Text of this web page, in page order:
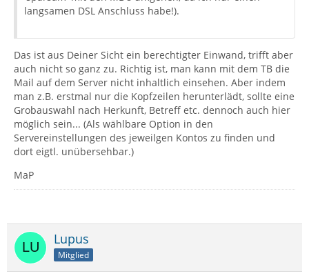
langsamen DSL Anschluss habe!).
Das ist aus Deiner Sicht ein berechtigter Einwand, trifft aber
auch nicht so ganz zu. Richtig ist, man kann mit dem TB die
Mail auf dem Server nicht inhaltlich einsehen. Aber indem
man z.B. erstmal nur die Kopfzeilen herunterlädt, sollte eine
Grobauswahl nach Herkunft, Betreff etc. dennoch auch hier
möglich sein... (Als wählbare Option in den
Servereinstellungen des jeweilgen Kontos zu finden und
dort eigtl. unübersehbar.)
MaP
Lupus
Mitglied